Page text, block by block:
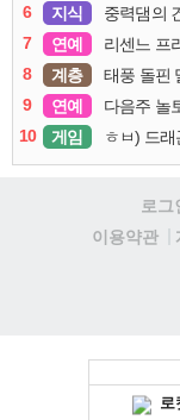
6
지식 중력댐의
7
연예 리센느 프
8
계층 태풍 돌핀
9
연예 다음주 놀
10
게임 ㅎㅂ) 드
로그
이용약관